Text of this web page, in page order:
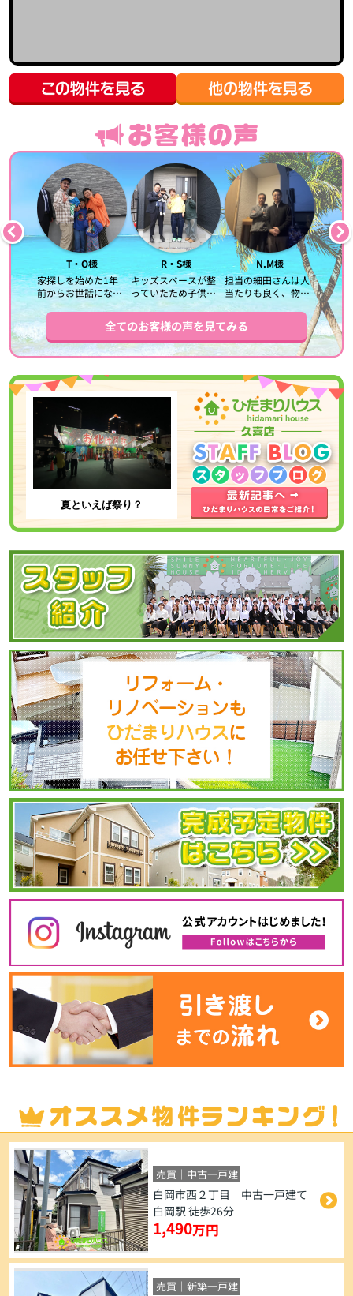
応で
急な
て頂
まし
T・O様
家探しを始めた1年
前からお世話になり
ました。正直、何も
分からずふわっとし
た状態で伺ったので
すが、いつも分かり
やすく説明していた
やペースに合わせて
丁寧に対応してくれ
ました。とても話し
やすい雰囲気で連絡
もすぐ対応してくれ
るので安心して相談
する事が出来まし
た。
R・S様
キッズスペースが整
っていたため子供が
いても落ち着いて打
た。また最初の相談
から引き渡しまで丁
寧で分かりやすい対
N.M様
担当の細田さんは人
当たりも良く、物件
の案内はじめ、的確
に教えて頂いたと思
います。
長いお付き合いにな
ると思いますので、
久喜店は立地も良
く、スタッフの皆
様、購入にあたり関
わった方達も丁寧な
説明でした。
気軽に相談されると
良いと思います
よ！！
担当し
細田さ
に親身
きまし
良い物
者と出
と感じ
全てのお客様の声を見てみる
夏といえば祭り？
売買｜中古一戸建
白岡市西２丁目 中古一戸建て
白岡駅 徒歩26分
1,490万円
売買｜新築一戸建